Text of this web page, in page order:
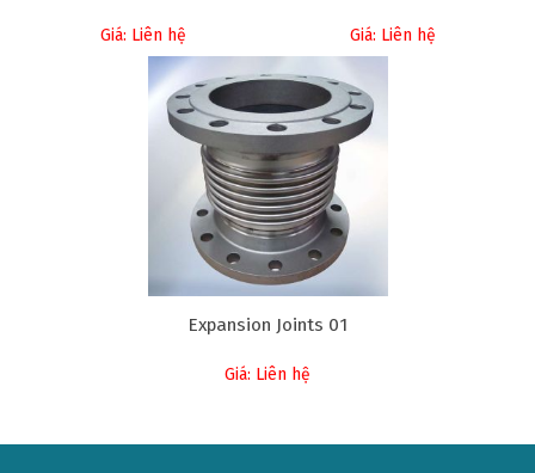
Giá: Liên hệ Giá: Liên hệ
Expansion Joints 01
Giá: Liên hệ